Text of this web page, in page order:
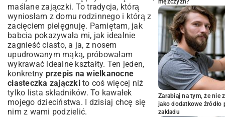
maślane zajączki. To tradycja, którą
wyniosłam z domu rodzinnego i którą z
zacięciem pielęgnuję. Pamiętam, jak
babcia pokazywała mi, jak idealnie
zagnieść ciasto, a ja, z nosem
upudrowanym mąką, próbowałam
wykrawać idealne kształty. Ten jeden,
konkretny przepis na wielkanocne
ciasteczka zajączkito coś więcej niż
tylko lista składników. To kawałek
mojego dzieciństwa. I dzisiaj chcę się
nim z wami podzielić.
mężczyzn?
Zarabiaj na tym, że nie
jako dodatkowe
zakładu